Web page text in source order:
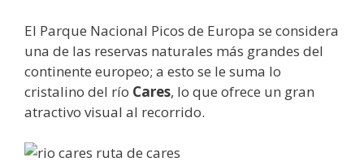
El Parque Nacional Picos de Europa se considera
una de las reservas naturales más grandes del
continente europeo; a esto se le suma lo
cristalino del río Cares, lo que ofrece un gran
atractivo visual al recorrido.